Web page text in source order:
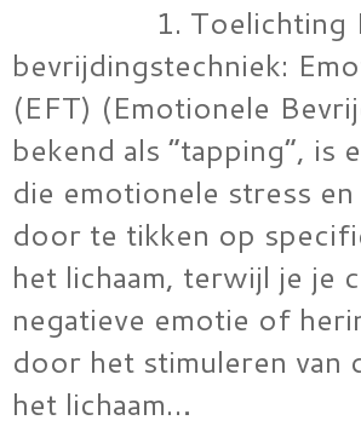
1. Toelichting
bevrijdingstechniek:
(EFT) (Emotionele
bekend als “tapping”, is
die emotionele stress
door te tikken op
het lichaam, terwijl je je
negatieve emotie of
door het stimuleren van
het lichaam…